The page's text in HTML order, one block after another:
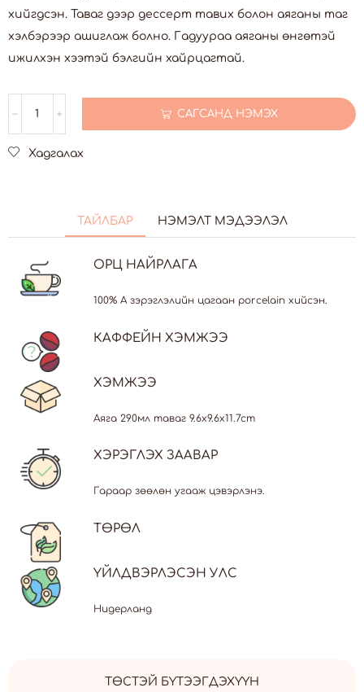
хийгдсэн. Таваг дээр дессерт тавих болон аяганы таг
хэлбэрээр ашиглаж болно. Гадуураа аяганы өнгөтэй
ижилхэн хээтэй бэлгийн хайрцагтай.
САГСАНД НЭМЭХ
Хадгалах
ТАЙЛБАР НЭМЭЛТ МЭДЭЭЛЭЛ
ОРЦ НАЙРЛАГА
100% A зэрэглэлийн цагаан porcelain хийсэн.
КАФФЕЙН ХЭМЖЭЭ
ХЭМЖЭЭ
Аяга 290мл таваг 9.6x9.6x11.7cm
ХЭРЭГЛЭХ ЗААВАР
Гараар зөөлөн угааж цэвэрлэнэ.
ТӨРӨЛ
ҮЙЛДВЭРЛЭСЭН УЛС
Нидерланд
ТӨСТЭЙ БҮТЭЭГДЭХҮҮН